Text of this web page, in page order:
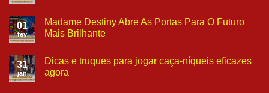
01
fev
Madame Destiny Abre As Portas Para O Futuro
Mais Brilhante
31
jan
Dicas e truques para jogar caça-níqueis eficazes
agora